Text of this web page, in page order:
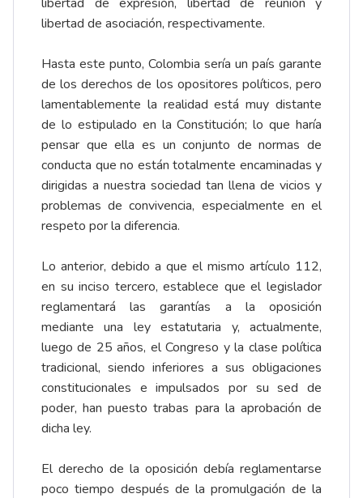
libertad de asociación, respectivamente.
Hasta este punto, Colombia sería un país garante
de los derechos de los opositores políticos, pero
lamentablemente la realidad está muy distante
de lo estipulado en la Constitución; lo que haría
pensar que ella es un conjunto de normas de
conducta que no están totalmente encaminadas y
dirigidas a nuestra sociedad tan llena de vicios y
problemas de convivencia, especialmente en el
respeto por la diferencia.
Lo anterior, debido a que el mismo artículo 112,
en su inciso tercero, establece que el legislador
reglamentará las garantías a la oposición
mediante una ley estatutaria y, actualmente,
luego de 25 años, el Congreso y la clase política
tradicional, siendo inferiores a sus obligaciones
constitucionales e impulsados por su sed de
poder, han puesto trabas para la aprobación de
dicha ley.
El derecho de la oposición debía reglamentarse
poco tiempo después de la promulgación de la